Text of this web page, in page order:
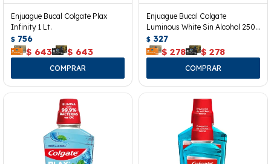
Enjuague Bucal Colgate Plax
Infinity 1 Lt.
$ 756
$ 643 $ 643
Enjuague Bucal Colgate
Luminous White Sin Alcohol 250
Ml.
$ 327
$ 278 $ 278